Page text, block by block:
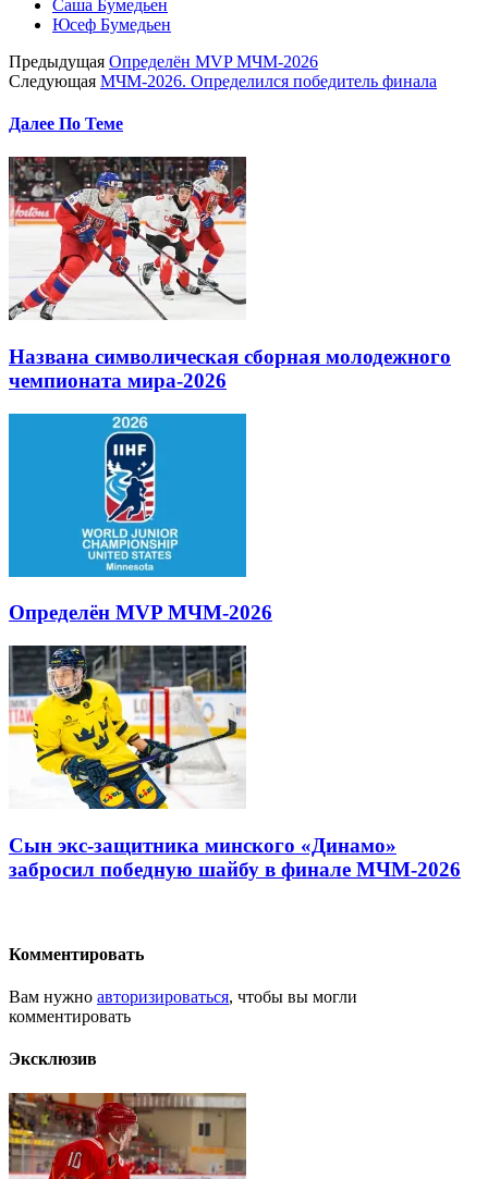
Саша Бумедьен
Юсеф Бумедьен
Предыдущая Определён MVP МЧМ-2026
Следующая МЧМ-2026. Определился победитель финала
Далее По Теме
Названа символическая сборная молодежного
чемпионата мира-2026
Определён MVP МЧМ-2026
Сын экс-защитника минского «Динамо»
забросил победную шайбу в финале МЧМ-2026
Комментировать
Вам нужно авторизироваться, чтобы вы могли
комментировать
Эксклюзив